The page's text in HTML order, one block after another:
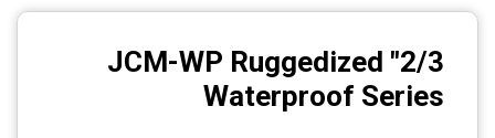
PTZ Confrence Camera
2/3" JCM-WP Ruggedized
Waterproof Series